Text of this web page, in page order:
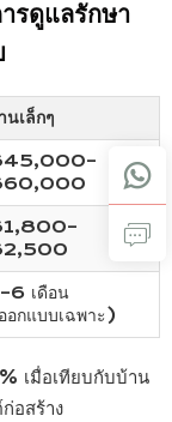
รดูแลรักษา
นเล็กๆ
เดือน
อกแบบเฉพาะ)
เมื่อเทียบกับบ้าน
อสร้าง